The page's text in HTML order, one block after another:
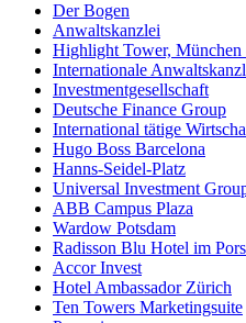
Der Bogen
Anwaltskanzlei
Highlight Tower, München
Internationale
Investmentgesellschaft
Deutsche Finance Group
International tätige
Hugo Boss Barcelona
Hanns-Seidel-Platz
Universal Investment
ABB Campus Plaza
Wardow Potsdam
Radisson Blu Hotel im
Accor Invest
Hotel Ambassador Zürich
Ten Towers Marketingsuite